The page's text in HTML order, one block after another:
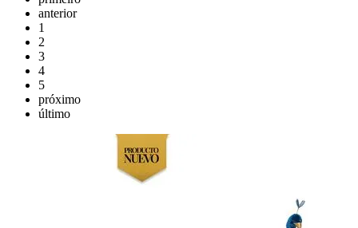
anterior
1
2
3
4
5
próximo
último